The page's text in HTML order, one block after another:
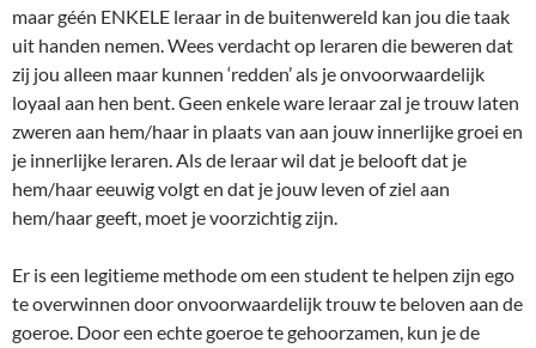
maar géén ENKELE leraar in de buitenwereld kan jou die taak
uit handen nemen. Wees verdacht op leraren die beweren dat
zij jou alleen maar kunnen ‘redden’ als je onvoorwaardelijk
loyaal aan hen bent. Geen enkele ware leraar zal je trouw laten
zweren aan hem/haar in plaats van aan jouw innerlijke groei en
je innerlijke leraren. Als de leraar wil dat je belooft dat je
hem/haar eeuwig volgt en dat je jouw leven of ziel aan
hem/haar geeft, moet je voorzichtig zijn.
Er is een legitieme methode om een student te helpen zijn ego
te overwinnen door onvoorwaardelijk trouw te beloven aan de
goeroe. Door een echte goeroe te gehoorzamen, kun je de